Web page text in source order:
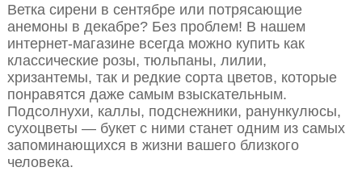
Ветка сирени в сентябре или потрясающие
анемоны в декабре? Без проблем! В нашем
интернет-магазине всегда можно купить как
классические розы, тюльпаны, лилии,
хризантемы, так и редкие сорта цветов, которые
понравятся даже самым взыскательным.
Подсолнухи, каллы, подснежники, ранункулюсы,
сухоцветы — букет с ними станет одним из самых
запоминающихся в жизни вашего близкого
человека.